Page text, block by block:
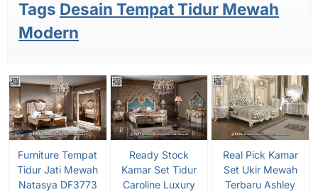
Tags Desain Tempat Tidur Mewah
Modern
Furniture Tempat
Tidur Jati Mewah
Natasya DF3773
Ready Stock
Kamar Set Tidur
Caroline Luxury
Real Pick Kamar
Set Ukir Mewah
Terbaru Ashley